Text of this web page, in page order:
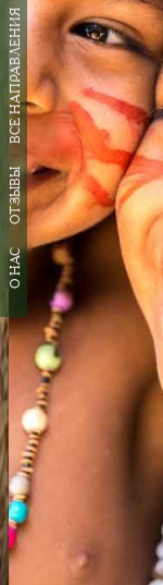
ВСЕ НАПРАВЛЕНИЯ
ОТЗЫВЫ
О НАС